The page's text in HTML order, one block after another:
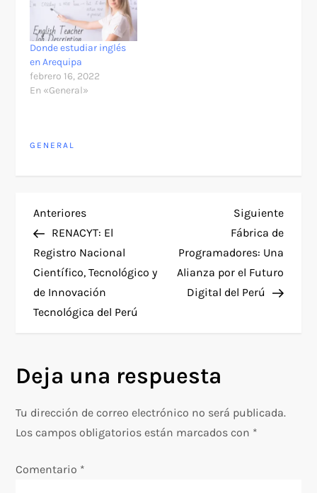
Donde estudiar inglés
en Arequipa
febrero 16, 2022
En «General»
GENERAL
N
a
v
e
a
c
Entrada
anterior
Anteriores
RENACYT: El
Registro Nacional
Científico, Tecnológico y
de Innovación
Tecnológica del Perú
Siguiente
Fábrica de
Programadores: Una
Alianza por el Futuro
Digital del Perú
Deja una respuesta
Tu dirección de correo electrónico no será publicada.
Los campos obligatorios están marcados con *
Comentario *